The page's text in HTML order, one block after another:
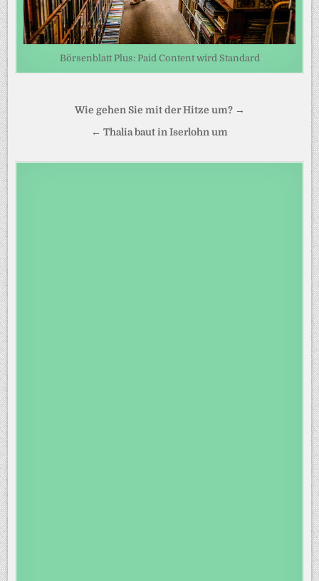
Börsenblatt Plus: Paid Content wird Standard
Beitragsnavigation
Wie gehen Sie mit der Hitze um? →
← Thalia baut in Iserlohn um